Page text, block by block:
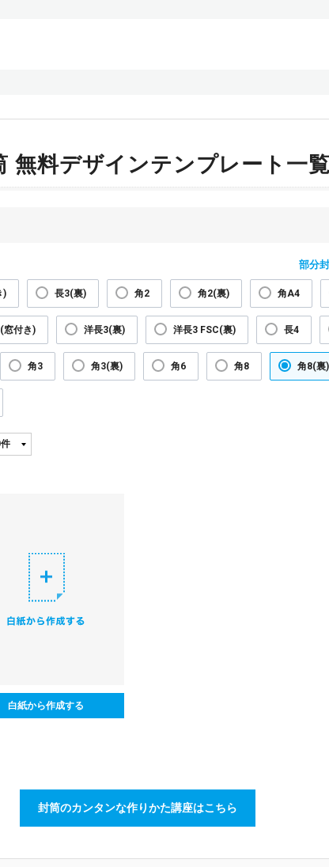
無料デザインテンプレート一覧
部分
) 長3(裏) 角2 角2(裏) 角A4
窓付き) 洋長3(裏) 洋長3 FSC(裏) 長4
角3 角3(裏) 角6 角8 角8(裏)
白紙から作成する
封筒のカンタンな作りかた講座はこちら